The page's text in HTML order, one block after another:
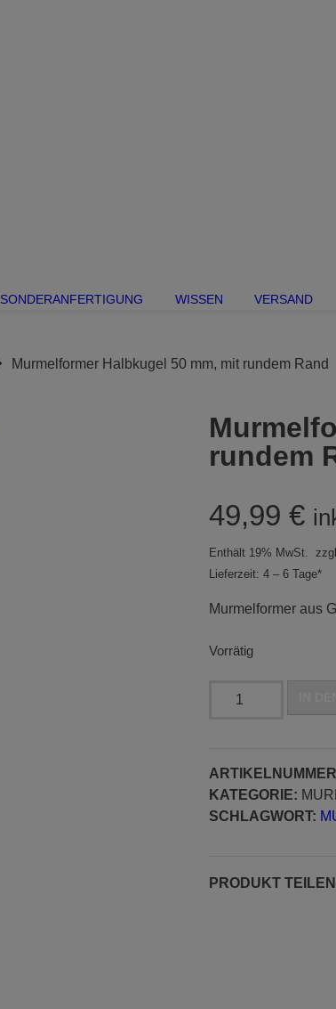
SONDERANFERTIGUNG WISSEN VERSAND
Murmelformer Halbkugel 50 mm, mit rundem Rand
rundem
49,99 €
Enthält 19% MwSt.
Lieferzeit: 4 – 6 Tage*
Murmelformer aus
Vorrätig
mit
rundem
Rand
KATEGORIE:
SCHLAGWORT:
PRODUKT